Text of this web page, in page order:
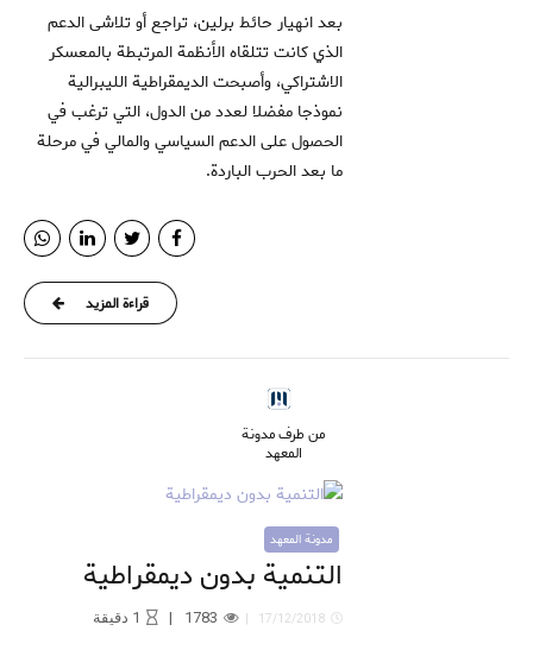
بعد انهيار حائط برلين، تراجع أو تلاشى الدعم
الذي كانت تتلقاه الأنظمة المرتبطة بالمعسكر
الاشتراكي، وأصبحت الديمقراطية الليبرالية
نموذجا مفضلا لعدد من الدول، التي ترغب في
الحصول على الدعم السياسي والمالي في مرحلة
ما بعد الحرب الباردة.
قراءة المزيد
من طرف مدونة
المعهد
مدونة المعهد
التنمية بدون ديمقراطية
17/12/2018
1783
1 دقيقة